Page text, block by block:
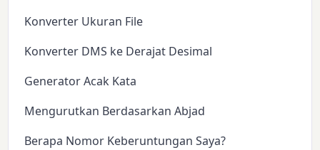
Konverter Ukuran File
Konverter DMS ke Derajat Desimal
Generator Acak Kata
Mengurutkan Berdasarkan Abjad
Berapa Nomor Keberuntungan Saya?